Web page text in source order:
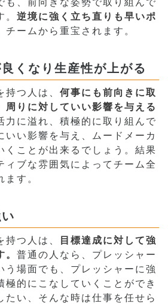
逆境に強く立ち直りも早いポ
チームから重宝されます。
くなり生産性が上がる
つ人は、 何事にも前向きに取
周りに対していい影響を与える
力に溢れ、積極的に取り組んで
いい影響を与え、ムードメーカ
くことが出来るでしょう。結果
ィブな雰囲気によってチーム全
す。
つ人は、
目標達成に対して強
普通の人なら、プレッシャー
う場面でも、プレッシャーに強
極的にこなしていくことができ
たい、そんな時は仕事を任せら